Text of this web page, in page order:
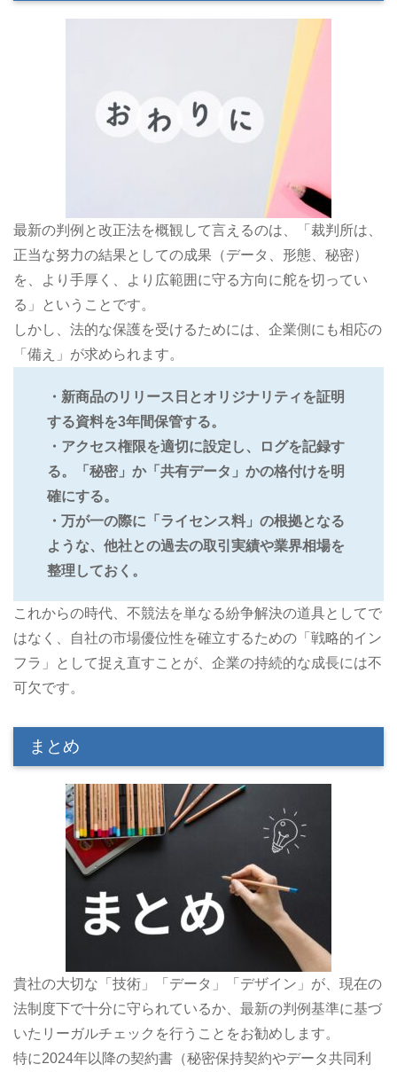
最新の判例と改正法を概観して言えるのは、「裁判所は、
正当な努力の結果としての成果（データ、形態、秘密）
を、より手厚く、より広範囲に守る方向に舵を切ってい
る」ということです。
しかし、法的な保護を受けるためには、企業側にも相応の
「備え」が求められます。
・新商品のリリース日とオリジナリティを証明
する資料を3年間保管する。
・アクセス権限を適切に設定し、ログを記録す
る。「秘密」か「共有データ」かの格付けを明
確にする。
・万が一の際に「ライセンス料」の根拠となる
ような、他社との過去の取引実績や業界相場を
整理しておく。
これからの時代、不競法を単なる紛争解決の道具としてで
はなく、自社の市場優位性を確立するための「戦略的イン
フラ」として捉え直すことが、企業の持続的な成長には不
可欠です。
まとめ
貴社の大切な「技術」「データ」「デザイン」が、現在の
法制度下で十分に守られているか、最新の判例基準に基づ
いたリーガルチェックを行うことをお勧めします。
特に2024年以降の契約書（秘密保持契約やデータ共同利